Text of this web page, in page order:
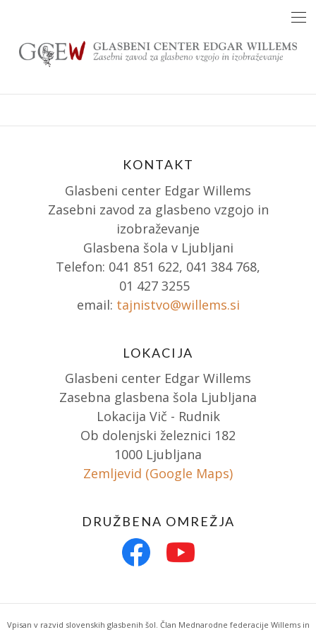
content
KONTAKT
Glasbeni center Edgar Willems
Zasebni zavod za glasbeno vzgojo in
izobraževanje
Glasbena šola v Ljubljani
Telefon: 041 851 622, 041 384 768,
01 427 3255
email: tajnistvo@willems.si
LOKACIJA
Glasbeni center Edgar Willems
Zasebna glasbena šola Ljubljana
Lokacija Vič - Rudnik
Ob dolenjski železnici 182
1000 Ljubljana
Zemljevid (Google Maps)
DRUŽBENA OMREŽJA
Vpisan v razvid slovenskih glasbenih šol. Član Mednarodne federacije Willems in